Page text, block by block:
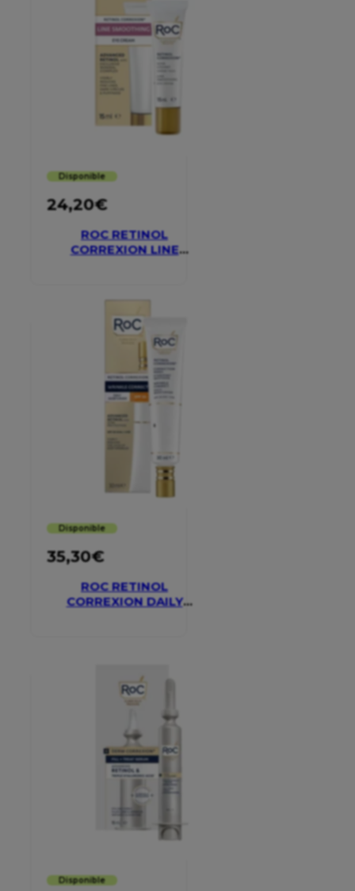
Disponible
24,20€
ROC RETINOL
CORREXION LINE
Disponible
35,30€
ROC RETINOL
CORREXION DAILY
Disponible